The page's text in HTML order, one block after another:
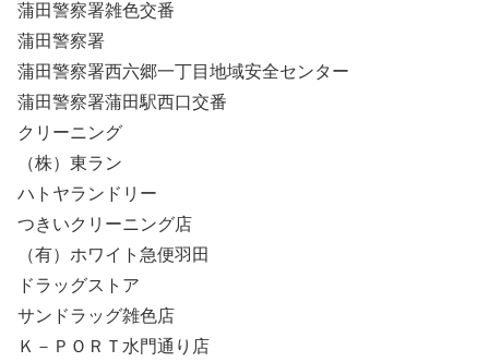
蒲田警察署雑色交番
蒲田警察署
蒲田警察署西六郷一丁目地域安全センター
蒲田警察署蒲田駅西口交番
クリーニング
（株）東ラン
ハトヤランドリー
つきいクリーニング店
（有）ホワイト急便羽田
ドラッグストア
サンドラッグ雑色店
Ｋ－ＰＯＲＴ水門通り店